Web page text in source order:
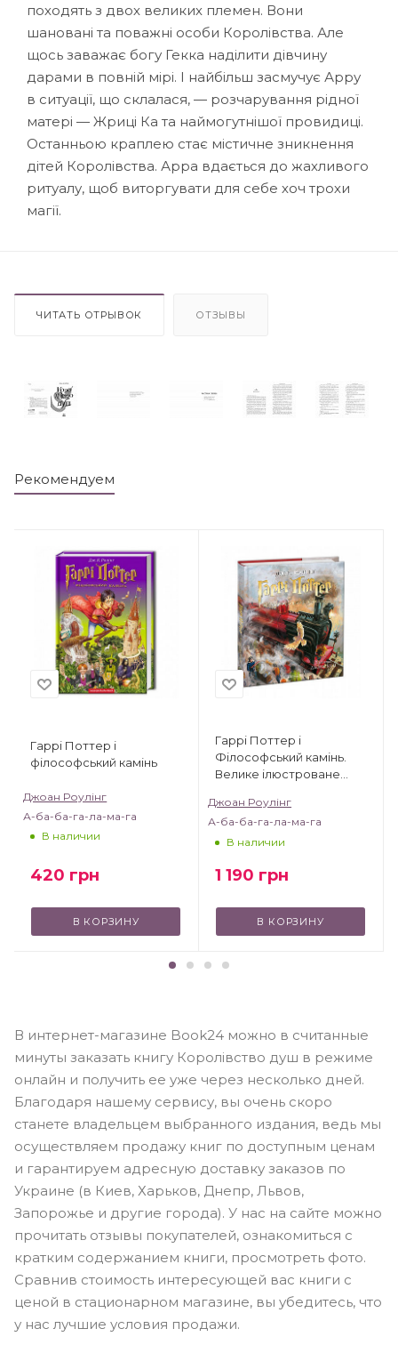
походять з двох великих племен. Вони
шановані та поважні особи Королівства. Але
щось заважає богу Гекка наділити дівчину
дарами в повній мірі. І найбільш засмучує Арру
в ситуації, що склалася, — розчарування рідної
матері — Жриці Ка та наймогутнішої провидиці.
Останньою краплею стає містичне зникнення
дітей Королівства. Арра вдається до жахливого
ритуалу, щоб виторгувати для себе хоч трохи
магії.
ЧИТАТЬ ОТРЫВОК ОТЗЫВЫ
Рекомендуем
Гаррі Поттер і
філософський камінь
Джоан Роулінг
А-ба-ба-га-ла-ма-га
В наличии
420 грн
В КОРЗИНУ
Гаррі Поттер і
Філософський камінь.
Велике ілюстроване
Джоан Роулінг
А-ба-ба-га-ла-ма-га
В наличии
1 190 грн
В КОРЗИНУ
В интернет-магазине Book24 можно в считанные
минуты заказать книгу Королівство душ в режиме
онлайн и получить ее уже через несколько дней.
Благодаря нашему сервису, вы очень скоро
станете владельцем выбранного издания, ведь мы
осуществляем продажу книг по доступным ценам
и гарантируем адресную доставку заказов по
Украине (в Киев, Харьков, Днепр, Львов,
Запорожье и другие города). У нас на сайте можно
прочитать отзывы покупателей, ознакомиться с
кратким содержанием книги, просмотреть фото.
Сравнив стоимость интересующей вас книги с
ценой в стационарном магазине, вы убедитесь, что
у нас лучшие условия продажи.